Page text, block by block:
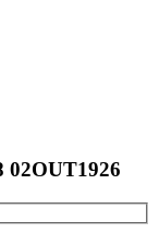
02OUT1926